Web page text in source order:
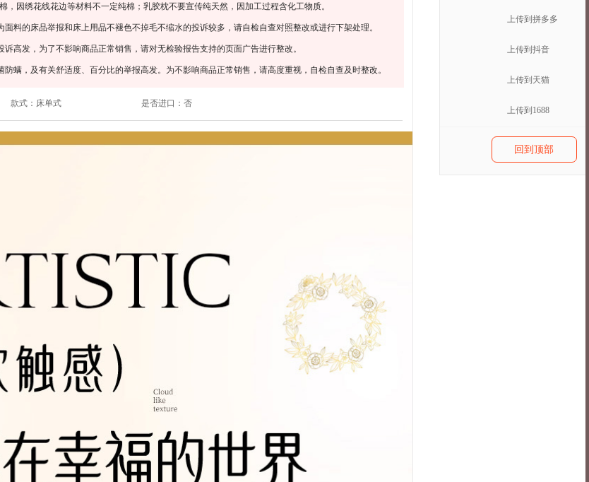
，因绣花线花边等材料不一定纯棉；乳胶枕不要宣传纯天然，因加工过程含化工物质。
料的床品举报和床上用品不褪色不掉毛不缩水的投诉较多，请自检自查对照整改或进行下架处理。
高发，为了不影响商品正常销售，请对无检验报告支持的页面广告进行整改。
螨，及有关舒适度、百分比的举报高发。为不影响商品正常销售，请高度重视，自检自查及时整改。
款式： 床单式 是否进口： 否
上传到拼多多
上传到抖音
上传到天猫
上传到1688
回到顶部